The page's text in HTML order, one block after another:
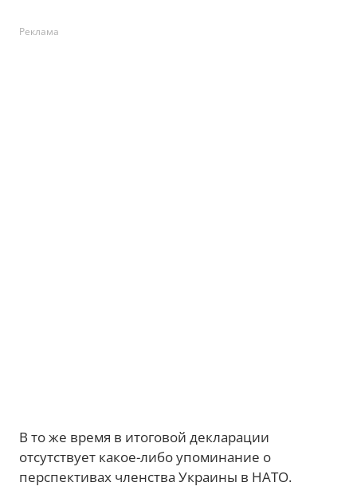
Реклама
В то же время в итоговой декларации
отсутствует какое-либо упоминание о
перспективах членства Украины в НАТО.